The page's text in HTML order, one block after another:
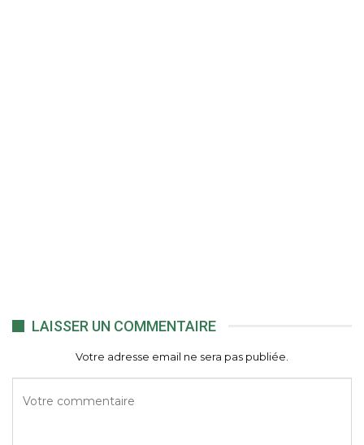
LAISSER UN COMMENTAIRE
Votre adresse email ne sera pas publiée.